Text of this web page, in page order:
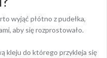
wyjąć płótno z pudełka,
aby się rozprostowało.
kleju do którego przykleja się